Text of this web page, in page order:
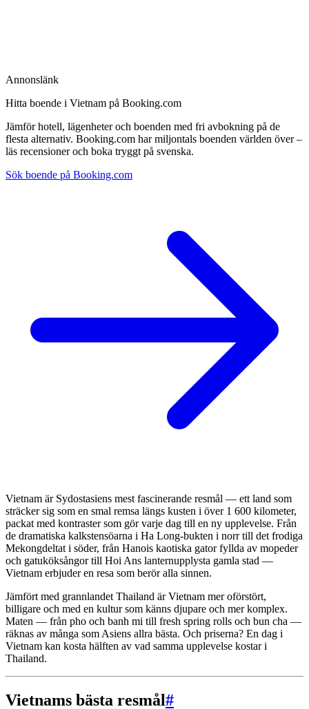
Annonslänk
Hitta boende i Vietnam på Booking.com
Jämför hotell, lägenheter och boenden med fri avbokning på de
flesta alternativ. Booking.com har miljontals boenden världen över –
läs recensioner och boka tryggt på svenska.
Sök boende på Booking.com
Vietnam är Sydostasiens mest fascinerande resmål — ett land som
sträcker sig som en smal remsa längs kusten i över 1 600 kilometer,
packat med kontraster som gör varje dag till en ny upplevelse. Från
de dramatiska kalkstensöarna i Ha Long-bukten i norr till det frodiga
Mekongdeltat i söder, från Hanois kaotiska gator fyllda av mopeder
och gatuköksångor till Hoi Ans lanternupplysta gamla stad —
Vietnam erbjuder en resa som berör alla sinnen.
Jämfört med grannlandet Thailand är Vietnam mer oförstört,
billigare och med en kultur som känns djupare och mer komplex.
Maten — från pho och banh mi till fresh spring rolls och bun cha —
räknas av många som Asiens allra bästa. Och priserna? En dag i
Vietnam kan kosta hälften av vad samma upplevelse kostar i
Thailand.
Vietnams bästa resmål#